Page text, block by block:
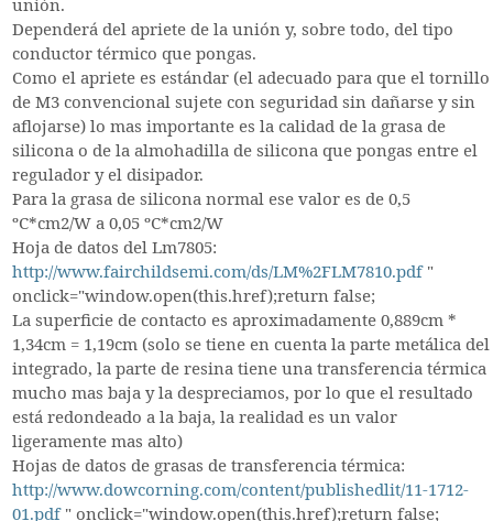
unión.
Dependerá del apriete de la unión y, sobre todo, del tipo
conductor térmico que pongas.
Como el apriete es estándar (el adecuado para que el tornillo
de M3 convencional sujete con seguridad sin dañarse y sin
aflojarse) lo mas importante es la calidad de la grasa de
silicona o de la almohadilla de silicona que pongas entre el
regulador y el disipador.
Para la grasa de silicona normal ese valor es de 0,5
ºC*cm2/W a 0,05 ºC*cm2/W
Hoja de datos del Lm7805:
http://www.fairchildsemi.com/ds/LM%2FLM7810.pdf "
onclick="window.open(this.href);return false;
La superficie de contacto es aproximadamente 0,889cm *
1,34cm = 1,19cm (solo se tiene en cuenta la parte metálica del
integrado, la parte de resina tiene una transferencia térmica
mucho mas baja y la despreciamos, por lo que el resultado
está redondeado a la baja, la realidad es un valor
ligeramente mas alto)
Hojas de datos de grasas de transferencia térmica:
http://www.dowcorning.com/content/publishedlit/11-1712-
01.pdf " onclick="window.open(this.href);return false;